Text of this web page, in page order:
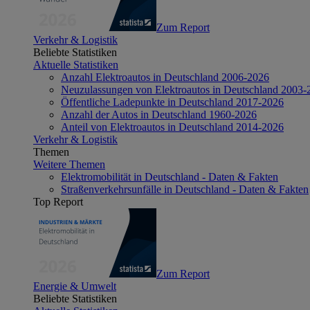
Zum Report
Verkehr & Logistik
Beliebte Statistiken
Aktuelle Statistiken
Anzahl Elektroautos in Deutschland 2006-2026
Neuzulassungen von Elektroautos in Deutschland 2003-
Öffentliche Ladepunkte in Deutschland 2017-2026
Anzahl der Autos in Deutschland 1960-2026
Anteil von Elektroautos in Deutschland 2014-2026
Verkehr & Logistik
Themen
Weitere Themen
Elektromobilität in Deutschland - Daten & Fakten
Straßenverkehrsunfälle in Deutschland - Daten & Fakten
Top Report
Zum Report
Energie & Umwelt
Beliebte Statistiken